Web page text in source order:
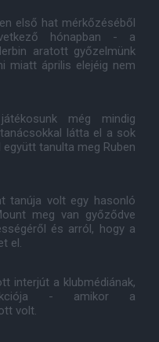
első hat mérkőzéséből
hónapban - a
aratott győzelmünk
miatt április elejéig nem
még mindig
látta el a sok
tanulta meg Ruben
tanúja volt egy hasonló
meg van győződve
és arról, hogy a
el.
interjút a klubmédiának,
- amikor a
volt.